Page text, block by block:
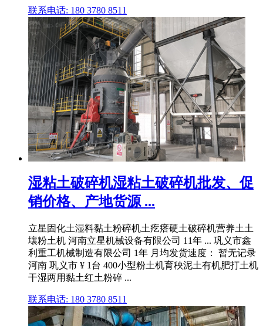
联系电话: 180 3780 8511
湿粘土破碎机湿粘土破碎机批发、促
销价格、产地货源 ...
立星固化土湿料黏土粉碎机土疙瘩硬土破碎机营养土土
壤粉土机 河南立星机械设备有限公司 11年 ... 巩义市鑫
利重工机械制造有限公司 1年 月均发货速度： 暂无记录
河南 巩义市 ¥ 1台 400小型粉土机育秧泥土有机肥打土机
干湿两用黏土红土粉碎 ...
联系电话: 180 3780 8511